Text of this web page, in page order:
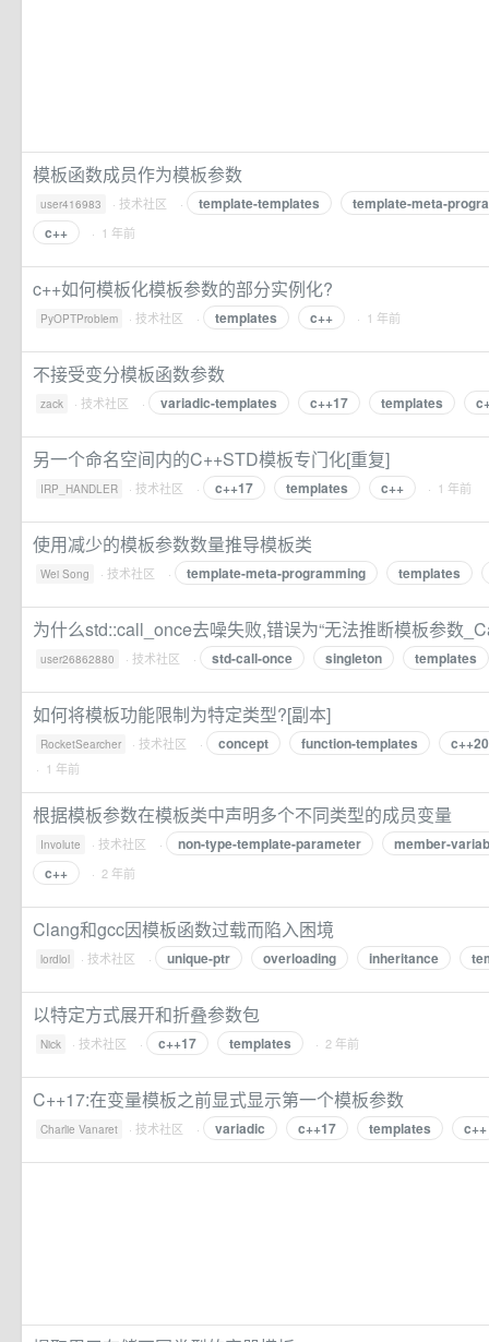
模板函数成员作为模板参数
user416983 · 技术社区 · template-templates
template-meta-
c++
· 1 年前
c++如何模板化模板参数的部分实例化?
PyOPTProblem · 技术社区 · templates c++ · 1 年前
不接受变分模板函数参数
zack · 技术社区 · variadic-templates c++17 templates
另一个命名空间内的C++STD模板专门化[重复]
IRP_HANDLER · 技术社区 · c++17 templates c++ · 1 年前
使用减少的模板参数数量推导模板类
Wei Song · 技术社区 · template-meta-programming templates
为什么std::call_once去噪失败,错误为“无法推断模板参数
user26862880 · 技术社区 · std-call-once singleton templates
如何将模板功能限制为特定类型?[副本]
RocketSearcher · 技术社区 · concept function-templates c++20
· 1 年前
根据模板参数在模板类中声明多个不同类型的成员变量
Involute · 技术社区 · non-type-template-parameter
member-
c++
· 2 年前
Clang和gcc因模板函数过载而陷入困境
lordlol · 技术社区 · unique-ptr overloading inheritance
以特定方式展开和折叠参数包
Nick · 技术社区 · c++17 templates · 2 年前
C++17:在变量模板之前显式显示第一个模板参数
Charlie Vanaret · 技术社区 · variadic c++17 templates c++